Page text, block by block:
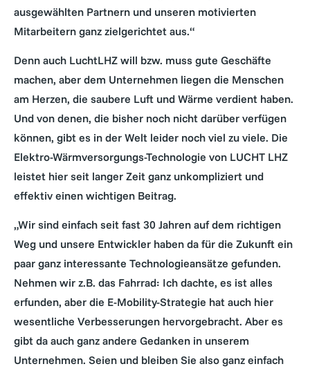
ausgewählten Partnern und unseren motivierten
Mitarbeitern ganz zielgerichtet aus.“
Denn auch LuchtLHZ will bzw. muss gute Geschäfte
machen, aber dem Unternehmen liegen die Menschen
am Herzen, die saubere Luft und Wärme verdient haben.
Und von denen, die bisher noch nicht darüber verfügen
können, gibt es in der Welt leider noch viel zu viele. Die
Elektro-Wärmversorgungs-Technologie von LUCHT LHZ
leistet hier seit langer Zeit ganz unkompliziert und
effektiv einen wichtigen Beitrag.
„Wir sind einfach seit fast 30 Jahren auf dem richtigen
Weg und unsere Entwickler haben da für die Zukunft ein
paar ganz interessante Technologieansätze gefunden.
Nehmen wir z.B. das Fahrrad: Ich dachte, es ist alles
erfunden, aber die E-Mobility-Strategie hat auch hier
wesentliche Verbesserungen hervorgebracht. Aber es
gibt da auch ganz andere Gedanken in unserem
Unternehmen. Seien und bleiben Sie also ganz einfach